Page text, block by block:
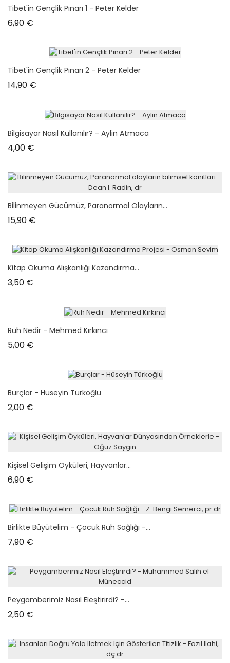
Tibet'in Gençlik Pınarı 1 - Peter Kelder
6,90 €
Tibet'in Gençlik Pınarı 2 - Peter Kelder
14,90 €
Bilgisayar Nasıl Kullanılır? - Aylin Atmaca
4,00 €
Bilinmeyen Gücümüz, Paranormal Olayların...
15,90 €
Kitap Okuma Alışkanlığı Kazandırma...
3,50 €
Ruh Nedir - Mehmed Kırkıncı
5,00 €
Burçlar - Hüseyin Türkoğlu
2,00 €
Kişisel Gelişim Öyküleri, Hayvanlar...
6,90 €
Birlikte Büyütelim - Çocuk Ruh Sağlığı -...
7,90 €
Peygamberimiz Nasıl Eleştirirdi? -...
2,50 €